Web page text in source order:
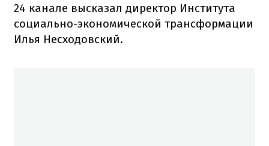
24 канале высказал директор Института
социально-экономической трансформации
Илья Несходовский.